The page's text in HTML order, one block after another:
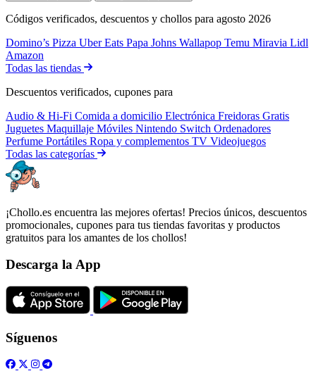
Códigos verificados, descuentos y chollos para agosto 2026
Domino’s Pizza Uber Eats Papa Johns Wallapop Temu Miravia Lidl
Amazon
Todas las tiendas
Descuentos verificados, cupones para
Audio & Hi-Fi Comida a domicilio Electrónica Freidoras Gratis
Juguetes Maquillaje Móviles Nintendo Switch Ordenadores
Perfume Portátiles Ropa y complementos TV Videojuegos
Todas las categorías
¡Chollo.es encuentra las mejores ofertas! Precios únicos, descuentos
promocionales, cupones para tus tiendas favoritas y productos
gratuitos para los amantes de los chollos!
Descarga la App
Síguenos